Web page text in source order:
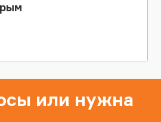
или нужна